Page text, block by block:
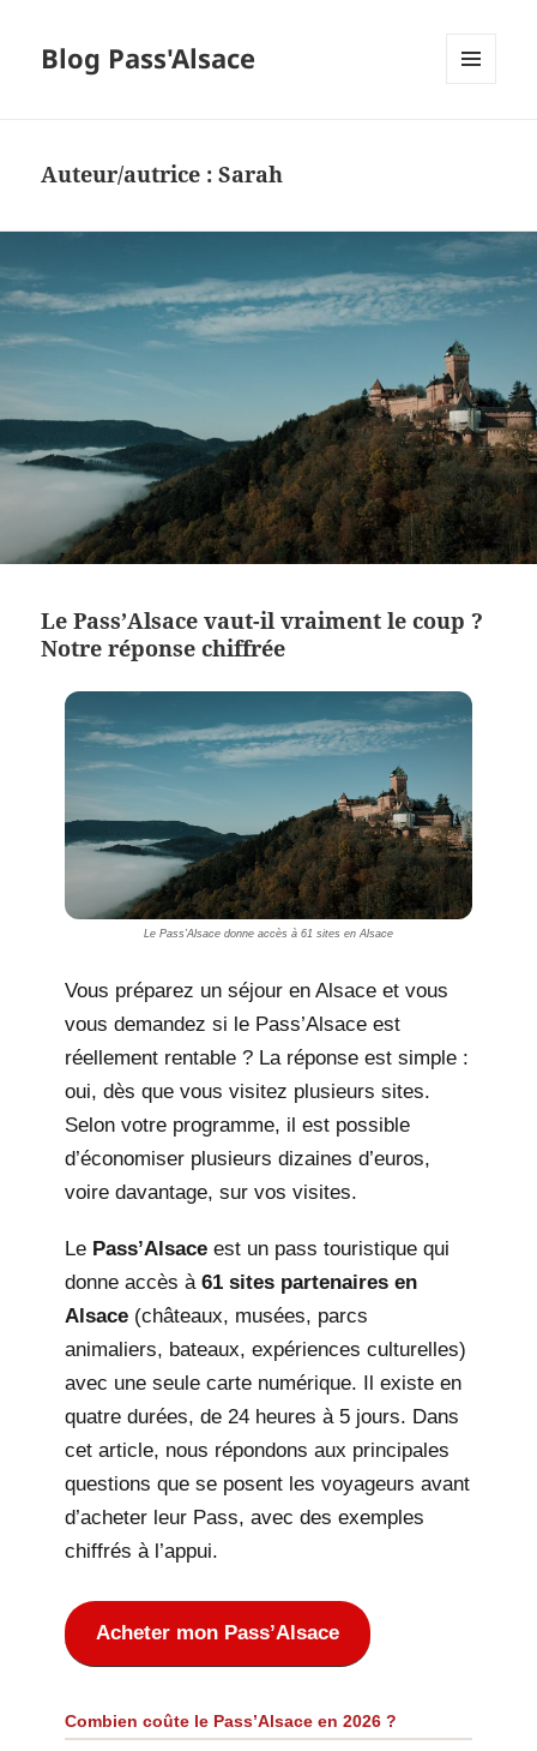
Blog Pass'Alsace
Auteur/autrice :Sarah
Le Pass’Alsace vaut-il vraiment le coup ?
Notre réponse chiffrée
Le Pass’Alsace donne accès à 61 sites en Alsace
Vous préparez un séjour en Alsace et vous
vous demandez si le Pass’Alsace est
réellement rentable ? La réponse est simple :
oui, dès que vous visitez plusieurs sites.
Selon votre programme, il est possible
d’économiser plusieurs dizaines d’euros,
voire davantage, sur vos visites.
Le Pass’Alsace est un pass touristique qui
donne accès à61 sites partenaires en
Alsace (châteaux, musées, parcs
animaliers, bateaux, expériences culturelles)
avec une seule carte numérique. Il existe en
quatre durées, de 24 heures à 5 jours. Dans
cet article, nous répondons aux principales
questions que se posent les voyageurs avant
d’acheter leur Pass, avec des exemples
chiffrés à l’appui.
Acheter mon Pass’Alsace
Combien coûte le Pass’Alsace en 2026 ?